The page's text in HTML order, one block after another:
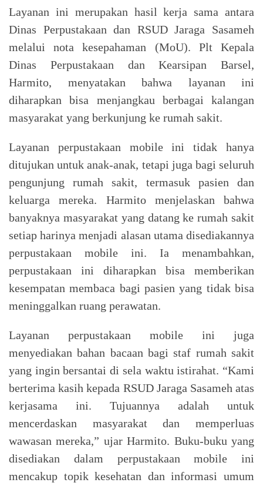
Layanan ini merupakan hasil kerja sama antara
Dinas Perpustakaan dan RSUD Jaraga Sasameh
melalui nota kesepahaman (MoU). Plt Kepala
Dinas Perpustakaan dan Kearsipan Barsel,
Harmito, menyatakan bahwa layanan ini
diharapkan bisa menjangkau berbagai kalangan
masyarakat yang berkunjung ke rumah sakit.
Layanan perpustakaan mobile ini tidak hanya
ditujukan untuk anak-anak, tetapi juga bagi seluruh
pengunjung rumah sakit, termasuk pasien dan
keluarga mereka. Harmito menjelaskan bahwa
banyaknya masyarakat yang datang ke rumah sakit
setiap harinya menjadi alasan utama disediakannya
perpustakaan mobile ini. Ia menambahkan,
perpustakaan ini diharapkan bisa memberikan
kesempatan membaca bagi pasien yang tidak bisa
meninggalkan ruang perawatan.
Layanan perpustakaan mobile ini juga
menyediakan bahan bacaan bagi staf rumah sakit
yang ingin bersantai di sela waktu istirahat. “Kami
berterima kasih kepada RSUD Jaraga Sasameh atas
kerjasama ini. Tujuannya adalah untuk
mencerdaskan masyarakat dan memperluas
wawasan mereka,” ujar Harmito. Buku-buku yang
disediakan dalam perpustakaan mobile ini
mencakup topik kesehatan dan informasi umum